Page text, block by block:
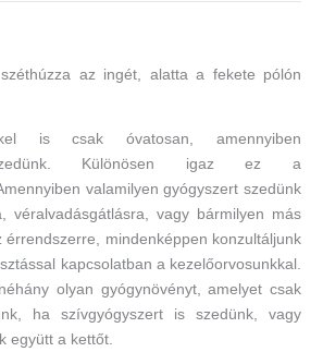
is csak óvatosan, amennyiben
szedünk. Különösen igaz ez a
valamilyen gyógyszert szedünk
véralvadásgátlásra, vagy bármilyen más
érrendszerre, mindenképpen konzultáljunk
kapcsolatban a kezelőorvosunkkal.
olyan gyógynövényt, amelyet csak
ha szívgyógyszert is szedünk, vagy
együtt a kettőt.